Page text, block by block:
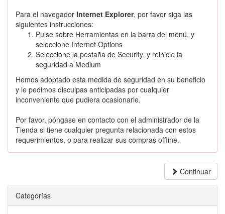
Para el navegador Internet Explorer, por favor siga las
siguientes instrucciones:
Pulse sobre Herramientas en la barra del menú, y
seleccione Internet Options
Seleccione la pestaña de Security, y reinicie la
seguridad a Medium
Hemos adoptado esta medida de seguridad en su beneficio
y le pedimos disculpas anticipadas por cualquier
inconveniente que pudiera ocasionarle.
Por favor, póngase en contacto con el administrador de la
Tienda si tiene cualquier pregunta relacionada con estos
requerimientos, o para realizar sus compras offline.
Continuar
Categorías